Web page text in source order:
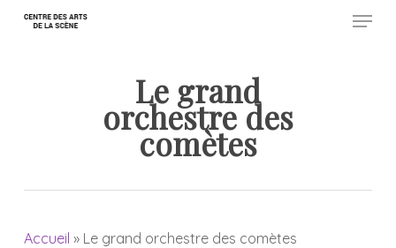
Skip
Menu
Le grand
orchestre des
comètes
Accueil » Le grand orchestre des comètes